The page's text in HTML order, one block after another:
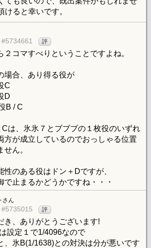
けると幸いです。
評
２コマすべりということですよね。
場合、あり得る役が
C
D
B / C
Cは、氷氷７とブブブの１枚役のいずれ
方が成立しているのでおっしゃる位置
ん。
性のある役はドン＋Dですが、
で止まるかどうかですね・・・
さん
評
き、ありがとうございます!
設定１で1/4096なので
、氷B(1/1638)との対決は分が悪いです